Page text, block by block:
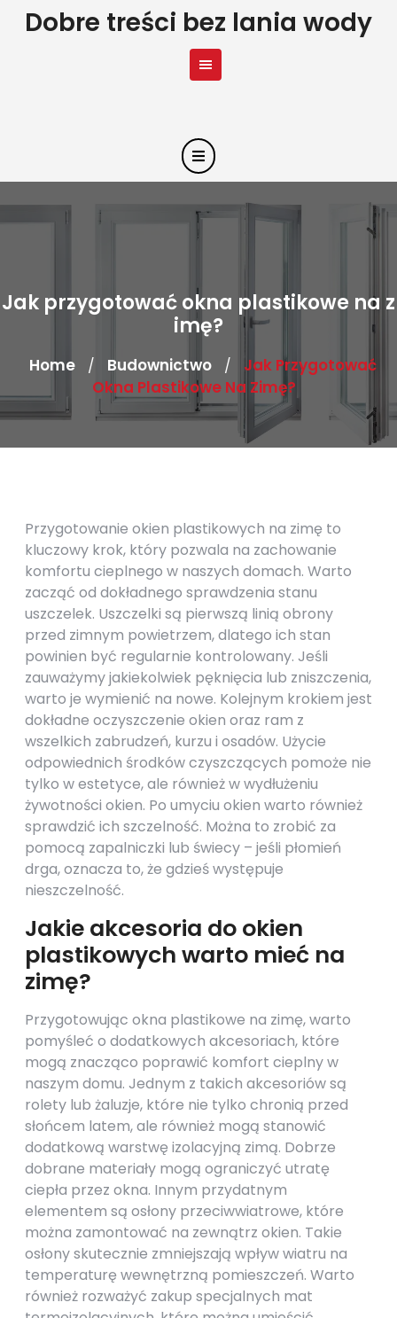
SkipDobre treści bez lania wody
Jak przygotować okna plastikowe na z
imę?
Home / Budownictwo /
Jak Przygotować
Okna Plastikowe Na Zimę?
Przygotowanie okien plastikowych na zimę to
kluczowy krok, który pozwala na zachowanie
komfortu cieplnego w naszych domach. Warto
zacząć od dokładnego sprawdzenia stanu
uszczelek. Uszczelki są pierwszą linią obrony
przed zimnym powietrzem, dlatego ich stan
powinien być regularnie kontrolowany. Jeśli
zauważymy jakiekolwiek pęknięcia lub zniszczenia,
warto je wymienić na nowe. Kolejnym krokiem jest
dokładne oczyszczenie okien oraz ram z
wszelkich zabrudzeń, kurzu i osadów. Użycie
odpowiednich środków czyszczących pomoże nie
tylko w estetyce, ale również w wydłużeniu
żywotności okien. Po umyciu okien warto również
sprawdzić ich szczelność. Można to zrobić za
pomocą zapalniczki lub świecy – jeśli płomień
drga, oznacza to, że gdzieś występuje
nieszczelność.
Jakie akcesoria do okien
plastikowych warto mieć na
zimę?
Przygotowując okna plastikowe na zimę, warto
pomyśleć o dodatkowych akcesoriach, które
mogą znacząco poprawić komfort cieplny w
naszym domu. Jednym z takich akcesoriów są
rolety lub żaluzje, które nie tylko chronią przed
słońcem latem, ale również mogą stanowić
dodatkową warstwę izolacyjną zimą. Dobrze
dobrane materiały mogą ograniczyć utratę
ciepła przez okna. Innym przydatnym
elementem są osłony przeciwwiatrowe, które
można zamontować na zewnątrz okien. Takie
osłony skutecznie zmniejszają wpływ wiatru na
temperaturę wewnętrzną pomieszczeń. Warto
również rozważyć zakup specjalnych mat